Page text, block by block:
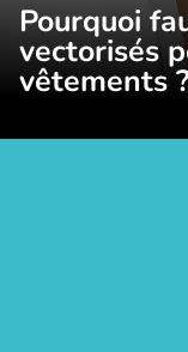
Pourquoi
vectorisés
vêtements ?